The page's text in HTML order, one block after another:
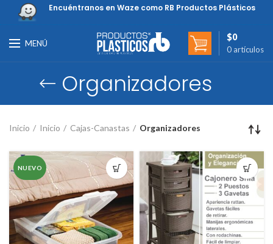
Encuéntranos en Waze como RB Productos Plásticos
MENÚ
0 artículos
$0
Organizadores
Inicio Inicio Cajas-Canastas Organizadores
NUEVO